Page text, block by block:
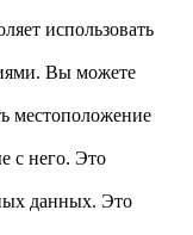
использовать
Вы можете
местоположение
с него. Это
данных. Это